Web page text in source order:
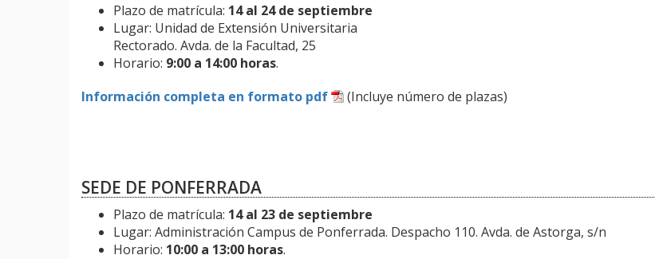
Plazo de matrícula: 14 al 24 de septiembre
Lugar: Unidad de Extensión Universitaria
Rectorado. Avda. de la Facultad, 25
Horario: 9:00 a 14:00 horas.
Información completa en formato pdf
(Incluye número de plazas)
SEDE DE PONFERRADA
Plazo de matrícula: 14 al 23 de septiembre
Lugar: Administración Campus de Ponferrada. Despacho 110. Avda. de Astorga, s/n
Horario: 10:00 a 13:00 horas.